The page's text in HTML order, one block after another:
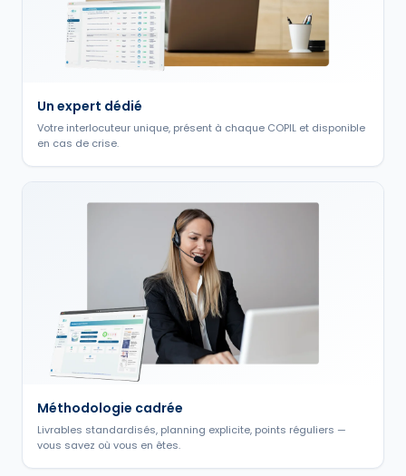
Un expert dédié
Votre interlocuteur unique, présent à chaque COPIL et disponible
en cas de crise.
Méthodologie cadrée
Livrables standardisés, planning explicite, points réguliers —
vous savez où vous en êtes.